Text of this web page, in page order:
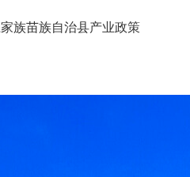
族苗族自治县产业政策